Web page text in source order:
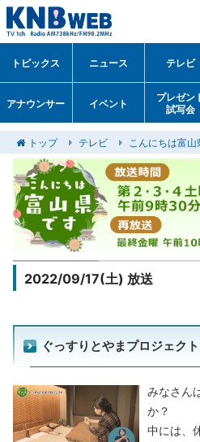
トピックス ニュース テレビ
アナウンサー イベント
プレゼン
試写会
トップ テレビ こんにちは富山
2022/09/17(土) 放送
ぐっすりとやまプロジェクト
みなさん
か？
中には、